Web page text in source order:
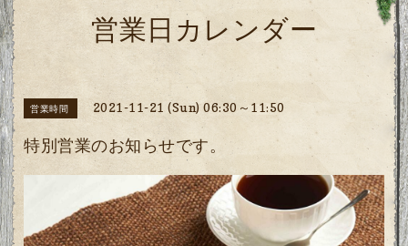
営業日カレンダー
営業時間 2021-11-21 (Sun) 06:30～11:50
特別営業のお知らせです。